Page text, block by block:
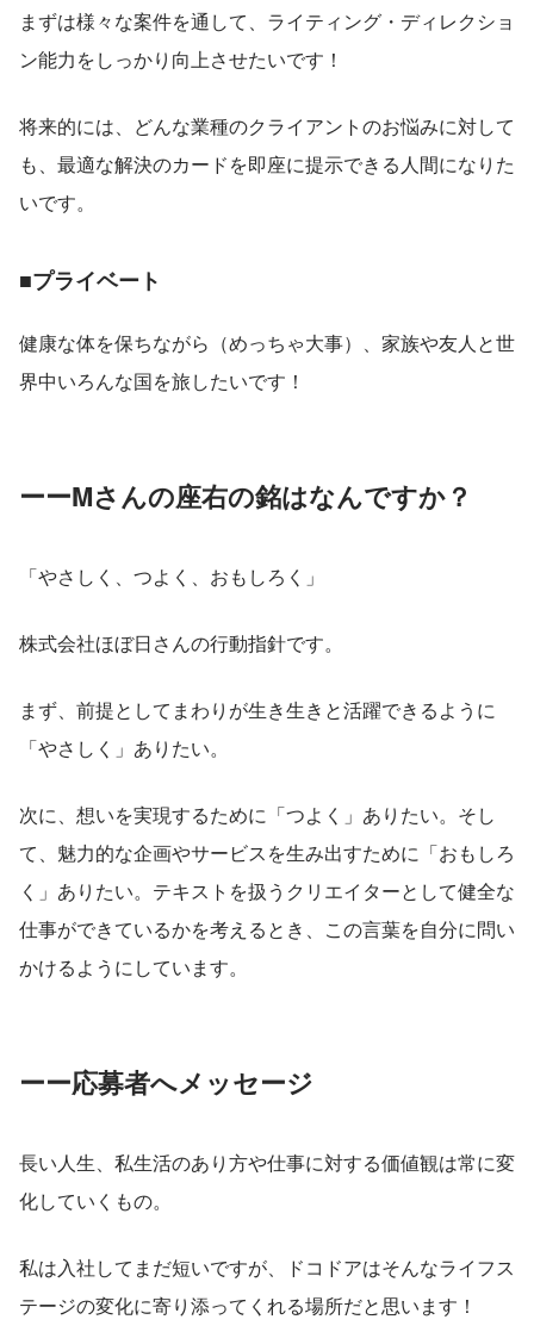
まずは様々な案件を通して、ライティング・ディレクショ
ン能力をしっかり向上させたいです！
将来的には、どんな業種のクライアントのお悩みに対して
も、最適な解決のカードを即座に提示できる人間になりた
いです。
■プライベート
健康な体を保ちながら（めっちゃ大事）、家族や友人と世
界中いろんな国を旅したいです！
ーーMさんの座右の銘はなんですか？
「やさしく、つよく、おもしろく」
株式会社ほぼ日さんの行動指針です。
まず、前提としてまわりが生き生きと活躍できるように
「やさしく」ありたい。
次に、想いを実現するために「つよく」ありたい。そし
て、魅力的な企画やサービスを生み出すために「おもしろ
く」ありたい。テキストを扱うクリエイターとして健全な
仕事ができているかを考えるとき、この言葉を自分に問い
かけるようにしています。
ーー応募者へメッセージ
長い人生、私生活のあり方や仕事に対する価値観は常に変
化していくもの。
私は入社してまだ短いですが、ドコドアはそんなライフス
テージの変化に寄り添ってくれる場所だと思います！